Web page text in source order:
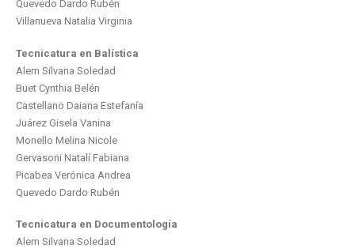
Quevedo Dardo Rubén
Villanueva Natalia Virginia
Tecnicatura en Balística
Alem Silvana Soledad
Buet Cynthia Belén
Castellano Daiana Estefanía
Juárez Gisela Vanina
Monello Melina Nicole
Gervasoni Natalí Fabiana
Picabea Verónica Andrea
Quevedo Dardo Rubén
Tecnicatura en Documentología
Alem Silvana Soledad